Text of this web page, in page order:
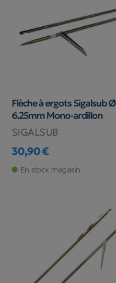
Flèche à ergots Sigalsub Ø
6.25mm Mono-ardillon
SIGALSUB
Prix
30,90 €
En stock magasin